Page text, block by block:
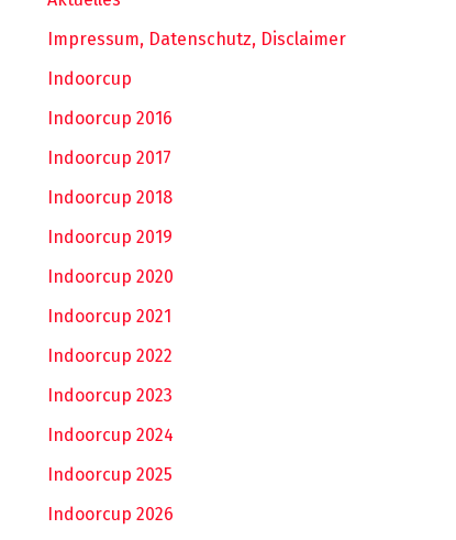
Impressum, Datenschutz, Disclaimer
Indoorcup
Indoorcup 2016
Indoorcup 2017
Indoorcup 2018
Indoorcup 2019
Indoorcup 2020
Indoorcup 2021
Indoorcup 2022
Indoorcup 2023
Indoorcup 2024
Indoorcup 2025
Indoorcup 2026